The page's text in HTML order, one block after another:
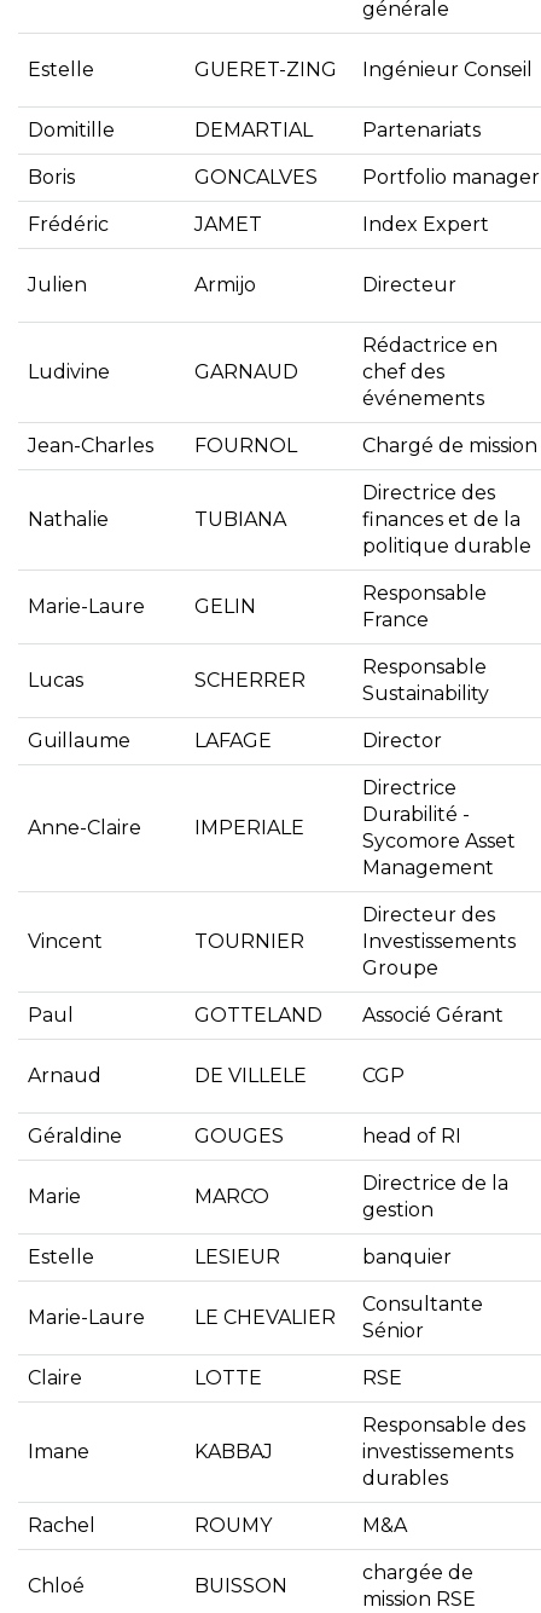
générale
Estelle GUERET-ZING Ingénieur Conseil
Domitille DEMARTIAL Partenariats
Boris GONCALVES Portfolio manager
Frédéric JAMET Index Expert
Julien Armijo Directeur
Ludivine GARNAUD
Rédactrice en
chef des
événements
Jean-Charles FOURNOL Chargé de mission
Nathalie TUBIANA
Directrice des
finances et de la
politique durable
Marie-Laure GELIN
Responsable
France
Lucas SCHERRER
Responsable
Sustainability
Guillaume LAFAGE Director
Anne-Claire IMPERIALE
Directrice
Durabilité -
Sycomore Asset
Management
Vincent TOURNIER
Directeur des
Investissements
Groupe
Paul GOTTELAND Associé Gérant
Arnaud DE VILLELE CGP
Géraldine GOUGES head of RI
Marie MARCO
Directrice de la
gestion
Estelle LESIEUR banquier
Marie-Laure LE CHEVALIER
Consultante
Sénior
Claire LOTTE RSE
Imane KABBAJ
Responsable des
investissements
durables
Rachel ROUMY M&A
Chloé BUISSON
chargée de
mission RSE